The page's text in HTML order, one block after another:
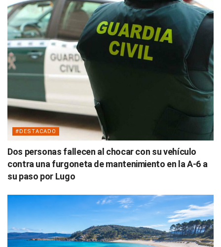
#DESTACADO
Dos personas fallecen al chocar con su vehículo
contra una furgoneta de mantenimiento en la A-6 a
su paso por Lugo